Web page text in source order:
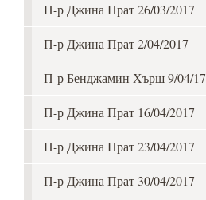
П-р Джина Прат 26/03/2017
П-р Джина Прат 2/04/2017
П-р Бенджамин Хърш 9/04/17
П-р Джина Прат 16/04/2017
П-р Джина Прат 23/04/2017
П-р Джина Прат 30/04/2017